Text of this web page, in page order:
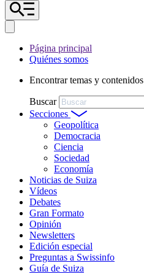
Página principal
Quiénes somos
Encontrar temas y contenidos
Buscar
Secciones
Geopolítica
Democracia
Ciencia
Sociedad
Economía
Noticias de Suiza
Vídeos
Debates
Gran Formato
Opinión
Newsletters
Edición especial
Preguntas a Swissinfo
Guía de Suiza